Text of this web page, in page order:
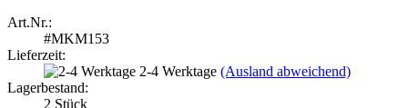
Art.Nr.:
#MKM153
Lieferzeit:
2-4 Werktage (Ausland abweichend)
Lagerbestand:
2 Stück